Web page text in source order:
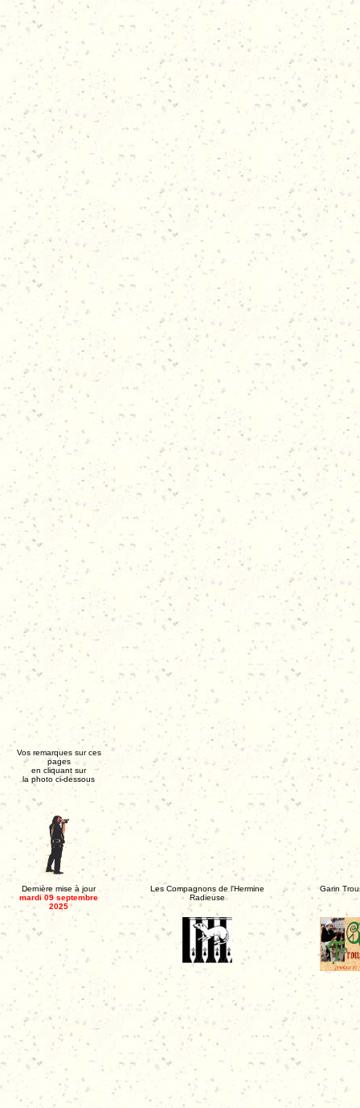
Vos remarques sur ces
pages
en cliquant sur
la photo ci-dessous
Dernière mise à jour
mardi 09 septembre
2025
Les Compagnons de l'Hermine
Radieuse
Garin